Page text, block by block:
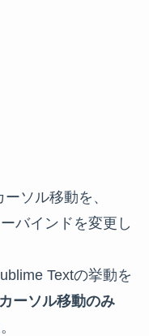
ソル移動を、
バインドを変更し
Textの挙動を
カーソル移動のみ